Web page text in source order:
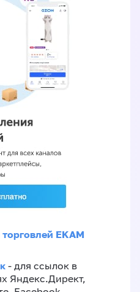
EKAM
- для ссылок в
Яндекс.Директ,